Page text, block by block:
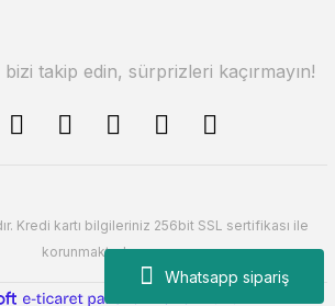
Whatsapp sipariş
takip edin, sürprizleri kaçırmayın!
Kredi kartı bilgileriniz 256bit SSL sertifikası ile
korunmaktadır.
ideasoft